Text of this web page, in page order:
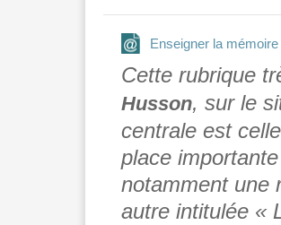
Enseigner la mémoire
Cette rubrique
Husson, sur le
centrale est
place
notamment une
autre intitulée «